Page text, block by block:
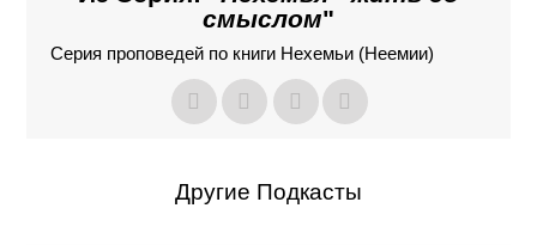
смыслом"
Серия проповедей по книги Нехемьи (Неемии)
Другие Подкасты